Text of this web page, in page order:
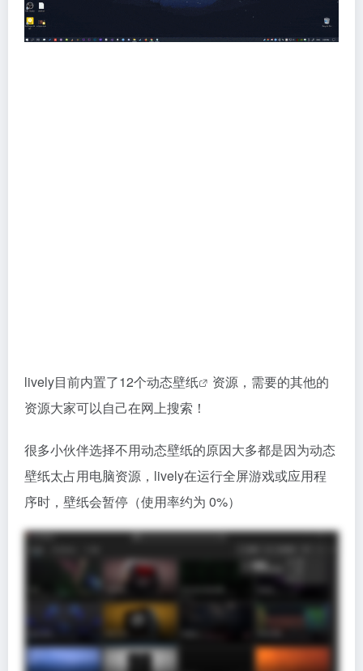
lively目前内置了12个动态壁纸
资源，需要的其他的
资源大家可以自己在网上搜索！
很多小伙伴选择不用动态壁纸的原因大多都是因为动态
壁纸太占用电脑资源，lively在运行全屏游戏或应用程
序时，壁纸会暂停（使用率约为 0%）